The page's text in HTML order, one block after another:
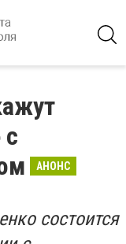
АНОНС
состоится